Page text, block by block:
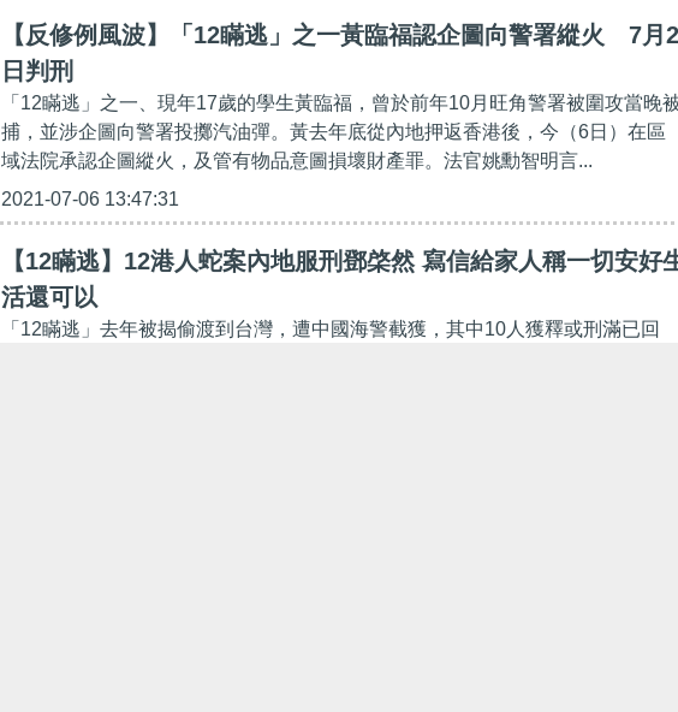
【反修例風波】「12瞞逃」之一黃臨福認企圖向警署縱火 7月
日判刑
「12瞞逃」之一、現年17歲的學生黃臨福，曾於前年10月旺角警署被圍攻當晚
捕，並涉企圖向警署投擲汽油彈。黃去年底從內地押返香港後，今（6日）在區
域法院承認企圖縱火，及管有物品意圖損壞財產罪。法官姚勳智明言...
2021-07-06 13:47:31
【12瞞逃】12港人蛇案內地服刑鄧棨然 寫信給家人稱一切安好
活還可以
「12瞞逃」去年被揭偷渡到台灣，遭中國海警截獲，其中10人獲釋或刑滿已回